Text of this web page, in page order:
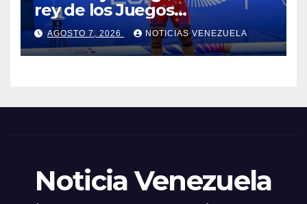
rey de los Juegos
Centroamericanos
AGOSTO 7, 2026 NOTICIAS VENEZUELA
Noticia Venezuela